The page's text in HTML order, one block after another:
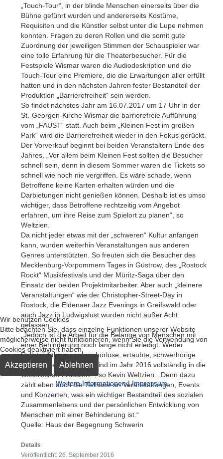
„Touch-Tour“, in der blinde Menschen einerseits über die
Bühne geführt wurden und andererseits Kostüme,
Requisiten und die Künstler selbst unter die Lupe nehmen
konnten. Fragen zu deren Rollen und die somit gute
Zuordnung der jeweiligen Stimmen der Schauspieler war
eine tolle Erfahrung für die Theaterbesucher. Für die
Festspiele Wismar waren die Audiodeskription und die
Touch-Tour eine Premiere, die die Erwartungen aller erfüllt
hatten und in den nächsten Jahren fester Bestandteil der
Produktion „Barrierefreiheit" sein werden.
So findet nächstes Jahr am 16.07.2017 um 17 Uhr in der
St.-Georgen-Kirche Wismar die barrierefreie Aufführung
vom „FAUST“ statt. Auch beim „Kleinen Fest im großen
Park“ wird die Barrierefreiheit wieder in den Fokus gerückt.
Der Vorverkauf beginnt bei beiden Veranstaltern Ende des
Jahres. „Vor allem beim Kleinen Fest sollten die Besucher
schnell sein, denn in diesem Sommer waren die Tickets so
schnell wie noch nie vergriffen. Es wäre schade, wenn
Betroffene keine Karten erhalten würden und die
Darbietungen nicht genießen können. Deshalb ist es umso
wichtiger, dass Betroffene rechtzeitig vom Angebot
erfahren, um ihre Reise zum Spielort zu planen“, so
Weltzien.
Da nicht jeder etwas mit der „schweren“ Kultur anfangen
kann, wurden weiterhin Veranstaltungen aus anderen
Genres unterstützten. So freuten sich die Besucher des
Mecklenburg-Vorpommern Tages in Güstrow, des „Rostock
Rockt“ Musikfestivals und der Müritz-Saga über den
Einsatz der beiden Projektmitarbeiter. Aber auch „kleinere
Veranstaltungen“ wie der Christopher-Street-Day in
Rostock, die Eldenaer Jazz Evenings in Greifswald oder
auch Jazz in Ludwigslust wurden nicht außer Acht
gelassen.
„Jedoch ist die Arbeit für die Belange von Menschen mit
einer Behinderung noch lange nicht erledigt. Weder
Rollstuhlfahrer, noch gehörlose, ertaubte, schwerhörige
oder blinde Menschen, sind im Jahr 2016 vollständig in die
Gesellschaft inkludiert.“, so Kevin Weltzien. „Denn dazu
zählt eben auch die Teilhabe an Veranstaltungen, Events
und Konzerten, was ein wichtiger Bestandteil des sozialen
Zusammenlebens und der persönlichen Entwicklung von
Menschen mit einer Behinderung ist.“
Quelle: Haus der Begegnung Schwerin
Details
Veröffentlicht: 26. September 2016
Wir benutzen Cookies
Bitte beachten Sie, dass einzelne Funktionen unserer Website
möglicherweise nicht funktionieren, wenn Sie die Verwendung von
Cookies deaktiviert haben.
Akzeptieren Ablehnen
Weitere Informationen|Impressum